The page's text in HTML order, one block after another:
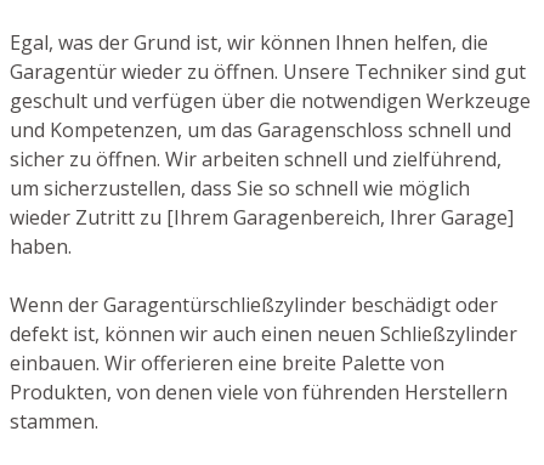
Egal, was der Grund ist, wir können Ihnen helfen, die
Garagentür wieder zu öffnen. Unsere Techniker sind gut
geschult und verfügen über die notwendigen Werkzeuge
und Kompetenzen, um das Garagenschloss schnell und
sicher zu öffnen. Wir arbeiten schnell und zielführend,
um sicherzustellen, dass Sie so schnell wie möglich
wieder Zutritt zu [Ihrem Garagenbereich, Ihrer Garage]
haben.
Wenn der Garagentürschließzylinder beschädigt oder
defekt ist, können wir auch einen neuen Schließzylinder
einbauen. Wir offerieren eine breite Palette von
Produkten, von denen viele von führenden Herstellern
stammen.